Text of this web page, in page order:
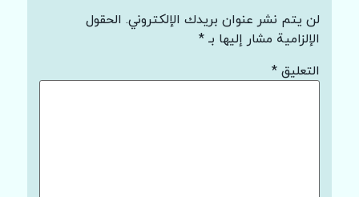
لن يتم نشر عنوان بريدك الإلكتروني. الحقول
الإلزامية مشار إليها بـ *
التعليق *